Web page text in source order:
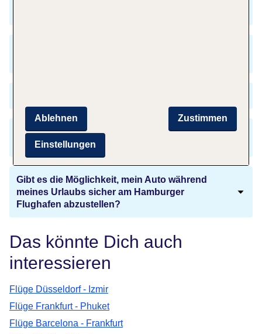
Wie kann ich mich während meines Urlaubs in
Jerez de la Frontera unterhalten?
Gibt es die Möglichkeit, mein Auto während
meines Urlaubs sicher am Hamburger
Flughafen abzustellen?
Das könnte Dich auch
interessieren
Flüge Düsseldorf - Izmir
Flüge Frankfurt - Phuket
Flüge Barcelona - Frankfurt
Zustimmen
Ablehnen
Einstellungen